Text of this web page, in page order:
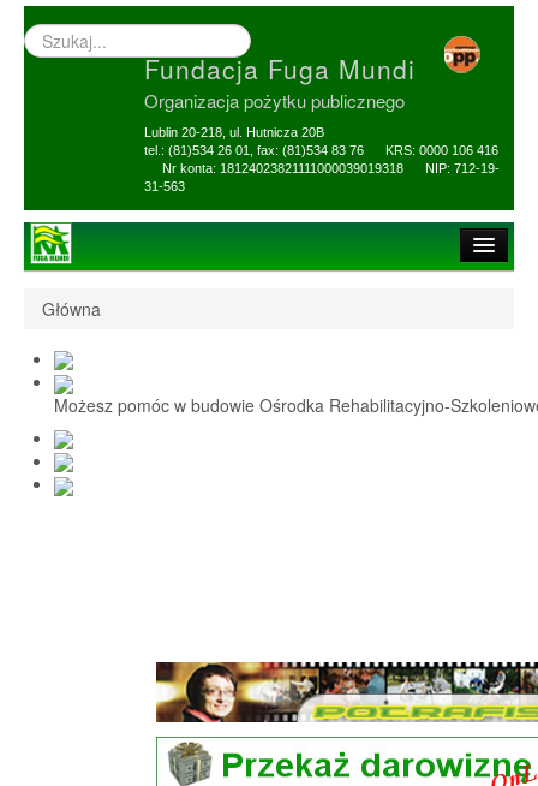
Wyszukiwarka
–
Fundacja Fuga Mundi
Organizacja pożytku publicznego
Lublin 20-218, ul. Hutnicza 20B
tel.: (81)534 26 01, fax: (81)534 83 76 KRS: 0000 106 416
Nr konta: 18124023821111000039019318 NIP: 712-19-
31-563
1,5% i darowizny
Nasi Beneficjenci
Ośrodek Reh-Szkol
Sprawozdania
Główna
Możesz pomóc w budowie Ośrodka Rehabilitacyjno-